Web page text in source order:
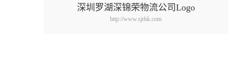
深圳罗湖深锦荣物流公司Logo
http://www.sjrhk.com